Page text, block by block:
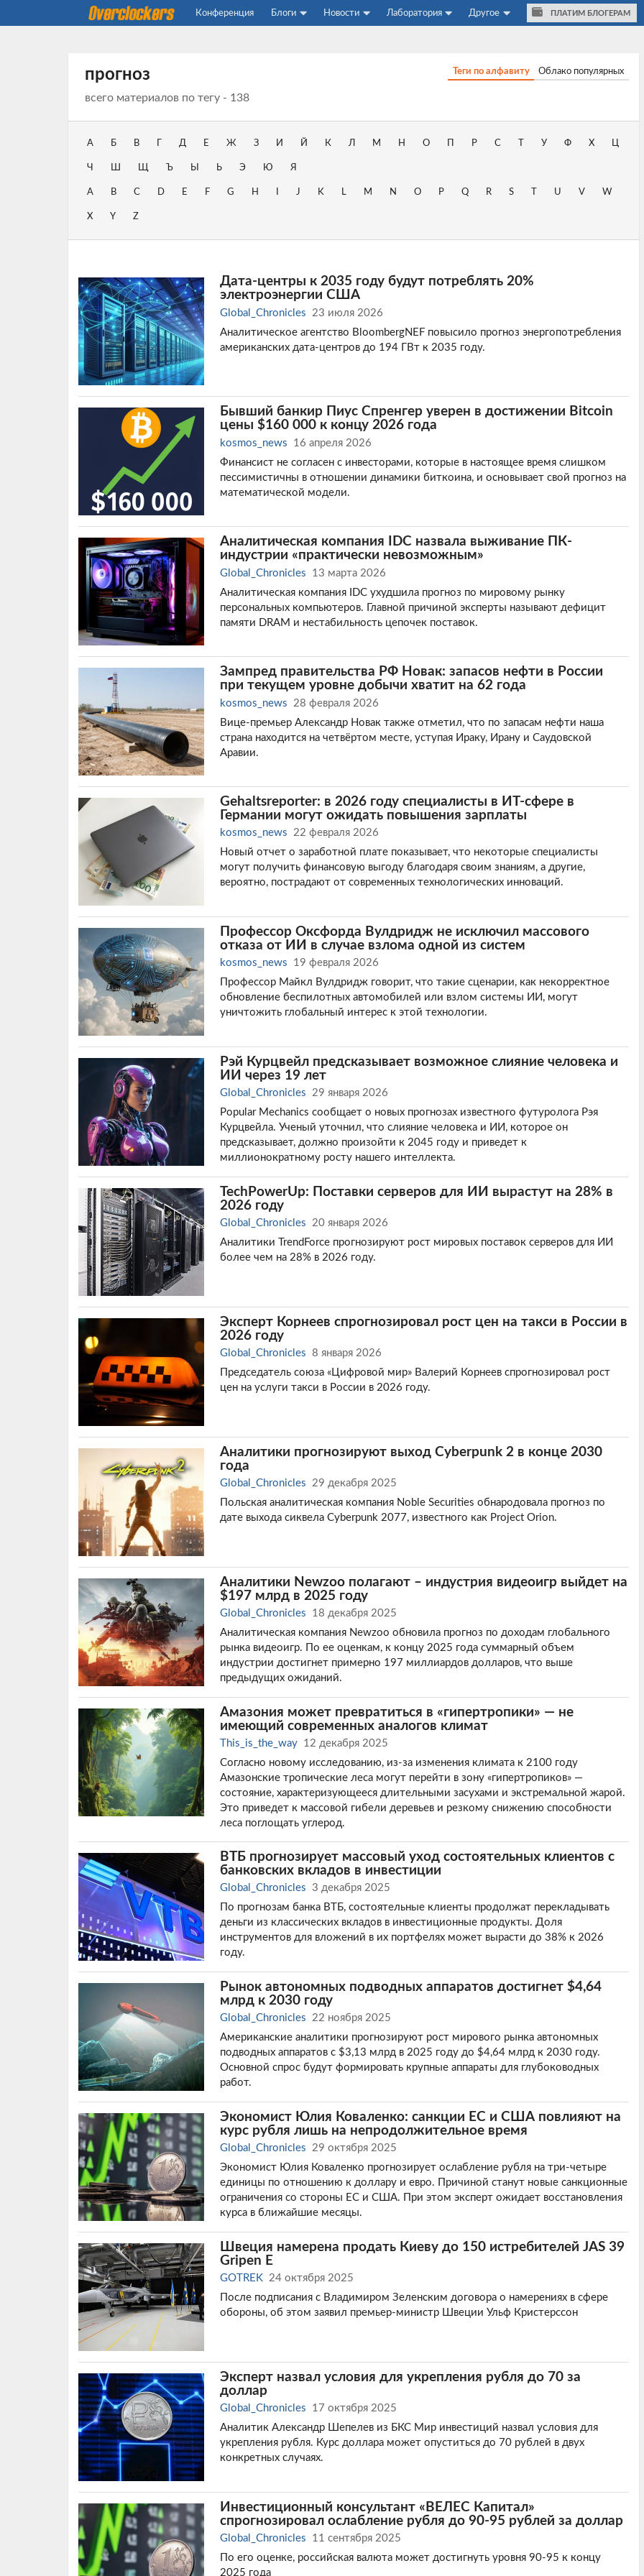
Конференция Блоги Новости Лаборатория Другое ПЛАТИМ БЛОГЕРАМ
прогноз
всего материалов по тегу - 138
Теги по алфавиту Облако популярных
А Б В Д Е Ж З И Й К Л М Н О Р С У Ф Х Ц
Ч Ш Щ Ъ Ы Ь Э Ю Я
A B C D E F G H J K L M N O P Q R S U V W
X Y Z
Дата-центры к 2035 году будут потреблять 20%
электроэнергии США
Global_Chronicles
23 июля 2026
Аналитическое агентство BloombergNEF повысило прогноз энергопотребления
американских дата-центров до 194 ГВт к 2035 году.
Бывший банкир Пиус Спренгер уверен в достижении Bitcoin
цены $160 000 к концу 2026 года
kosmos_news
16 апреля 2026
Финансист не согласен с инвесторами, которые в настоящее время слишком
пессимистичны в отношении динамики биткоина, и основывает свой прогноз на
математической модели.
Аналитическая компания IDC назвала выживание ПК-
индустрии «практически невозможным»
Global_Chronicles
13 марта 2026
Аналитическая компания IDC ухудшила прогноз по мировому рынку
персональных компьютеров. Главной причиной эксперты называют дефицит
памяти DRAM и нестабильность цепочек поставок.
Зампред правительства РФ Новак: запасов нефти в России
при текущем уровне добычи хватит на 62 года
kosmos_news
28 февраля 2026
Вице-премьер Александр Новак также отметил, что по запасам нефти наша
страна находится на четвёртом месте, уступая Ираку, Ирану и Саудовской
Аравии.
Gehaltsreporter: в 2026 году специалисты в ИТ-сфере в
Германии могут ожидать повышения зарплаты
kosmos_news
22 февраля 2026
Новый отчет о заработной плате показывает, что некоторые специалисты
могут получить финансовую выгоду благодаря своим знаниям, а другие,
вероятно, пострадают от современных технологических инноваций.
Профессор Оксфорда Вулдридж не исключил массового
отказа от ИИ в случае взлома одной из систем
kosmos_news
19 февраля 2026
Профессор Майкл Вулдридж говорит, что такие сценарии, как некорректное
обновление беспилотных автомобилей или взлом системы ИИ, могут
уничтожить глобальный интерес к этой технологии.
Рэй Курцвейл предсказывает возможное слияние человека и
ИИ через 19 лет
Global_Chronicles
29 января 2026
Popular Mechanics сообщает о новых прогнозах известного футуролога Рэя
Курцвейла. Ученый уточнил, что слияние человека и ИИ, которое он
предсказывает, должно произойти к 2045 году и приведет к
миллионократному росту нашего интеллекта.
TechPowerUp: Поставки серверов для ИИ вырастут на 28% в
2026 году
Global_Chronicles
20 января 2026
Аналитики TrendForce прогнозируют рост мировых поставок серверов для ИИ
более чем на 28% в 2026 году.
Эксперт Корнеев спрогнозировал рост цен на такси в России в
2026 году
Global_Chronicles
8 января 2026
Председатель союза «Цифровой мир» Валерий Корнеев спрогнозировал рост
цен на услуги такси в России в 2026 году.
Аналитики прогнозируют выход Cyberpunk 2 в конце 2030
года
Global_Chronicles
29 декабря 2025
Польская аналитическая компания Noble Securities обнародовала прогноз по
дате выхода сиквела Cyberpunk 2077, известного как Project Orion.
Аналитики Newzoo полагают – индустрия видеоигр выйдет на
$197 млрд в 2025 году
Global_Chronicles
18 декабря 2025
Аналитическая компания Newzoo обновила прогноз по доходам глобального
рынка видеоигр. По ее оценкам, к концу 2025 года суммарный объем
индустрии достигнет примерно 197 миллиардов долларов, что выше
предыдущих ожиданий.
Амазония может превратиться в «гипертропики» — не
имеющий современных аналогов климат
This_is_the_way
12 декабря 2025
Согласно новому исследованию, из-за изменения климата к 2100 году
Амазонские тропические леса могут перейти в зону «гипертропиков» —
состояние, характеризующееся длительными засухами и экстремальной жарой.
Это приведет к массовой гибели деревьев и резкому снижению способности
леса поглощать углерод.
ВТБ прогнозирует массовый уход состоятельных клиентов с
банковских вкладов в инвестиции
Global_Chronicles
3 декабря 2025
По прогнозам банка ВТБ, состоятельные клиенты продолжат перекладывать
деньги из классических вкладов в инвестиционные продукты. Доля
инструментов для вложений в их портфелях может вырасти до 38% к 2026
году.
Рынок автономных подводных аппаратов достигнет $4,64
млрд к 2030 году
Global_Chronicles
22 ноября 2025
Американские аналитики прогнозируют рост мирового рынка автономных
подводных аппаратов с $3,13 млрд в 2025 году до $4,64 млрд к 2030 году.
Основной спрос будут формировать крупные аппараты для глубоководных
работ.
Экономист Юлия Коваленко: санкции ЕС и США повлияют на
курс рубля лишь на непродолжительное время
Global_Chronicles
29 октября 2025
Экономист Юлия Коваленко прогнозирует ослабление рубля на три-четыре
единицы по отношению к доллару и евро. Причиной станут новые санкционные
ограничения со стороны ЕС и США. При этом эксперт ожидает восстановления
курса в ближайшие месяцы.
Швеция намерена продать Киеву до 150 истребителей JAS 39
Gripen E
GOTREK 24 октября 2025
После подписания с Владимиром Зеленским договора о намерениях в сфере
обороны, об этом заявил премьер-министр Швеции Ульф Кристерссон
Эксперт назвал условия для укрепления рубля до 70 за
доллар
Global_Chronicles
17 октября 2025
Аналитик Александр Шепелев из БКС Мир инвестиций назвал условия для
укрепления рубля. Курс доллара может опуститься до 70 рублей в двух
конкретных случаях.
Инвестиционный консультант «ВЕЛЕС Капитал»
спрогнозировал ослабление рубля до 90-95 рублей за доллар
Global_Chronicles
11 сентября 2025
По его оценке, российская валюта может достигнуть уровня 90-95 к концу
2025 года